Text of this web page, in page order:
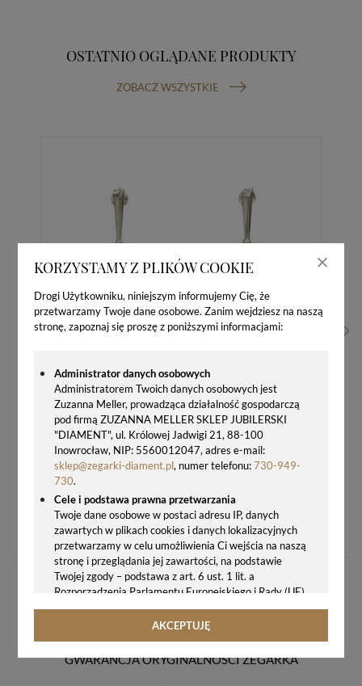
KORZYSTAMY Z PLIKÓW COOKIE
Drogi Użytkowniku, niniejszym informujemy Cię, że
przetwarzamy Twoje dane osobowe. Zanim wejdziesz na naszą
stronę, zapoznaj się proszę z poniższymi informacjami:
Administrator danych osobowych
Administratorem Twoich danych osobowych jest
Zuzanna Meller, prowadząca działalność gospodarczą
pod firmą ZUZANNA MELLER SKLEP JUBILERSKI
"DIAMENT", ul. Królowej Jadwigi 21, 88-100
Inowrocław, NIP: 5560012047, adres e-mail:
sklep@zegarki-diament.pl, numer telefonu:730-949-
730.
Cele i podstawa prawna przetwarzania
Twoje dane osobowe w postaci adresu IP, danych
zawartych w plikach cookies i danych lokalizacyjnych
przetwarzamy w celu umożliwienia Ci wejścia na naszą
stronę i przeglądania jej zawartości, na podstawie
Twojej zgody – podstawa z art. 6 ust. 1 lit. a
Rozporządzenia Parlamentu Europejskiego i Rady (UE)
2016/679 z 27.04.2016 r. w sprawie ochrony osób
fizycznych w związku z przetwarzaniem danych
rozporządzenie o ochronie danych, tj. RODO).
AKCEPTUJĘ
OSTATNIO OGLĄDANE PRODUKTY
ZOBACZ WSZYSTKIE
495,00 zł
GWARANCJA ORYGINALNOŚCI ZEGARKA